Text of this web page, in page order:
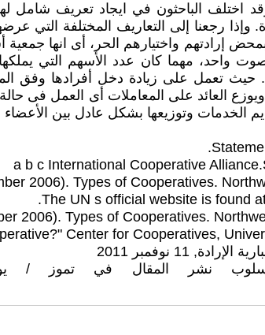
وقد اختلف الباحثون في ايجاد تعريف شامل
رجعنا إلى التعاريف المختلفة التي
وبمحض إرادتهم واختيارهم الحر، أى انها
واحد، مهما كان عدد الأسهم التي
حيث تعمل على زيادة دخل أفرادها وفق
العائد على المعاملات أى العمل فى
الخدمات وتوزيعها بشكل عادل بين الأعضاء
a b c International Cooperative
2006). Types of Cooperatives.
The UN s official website is found
Center for Cooperatives,
نوفمبر 2011
تموز / يوليو 1961، العدد التاسع، الرائد